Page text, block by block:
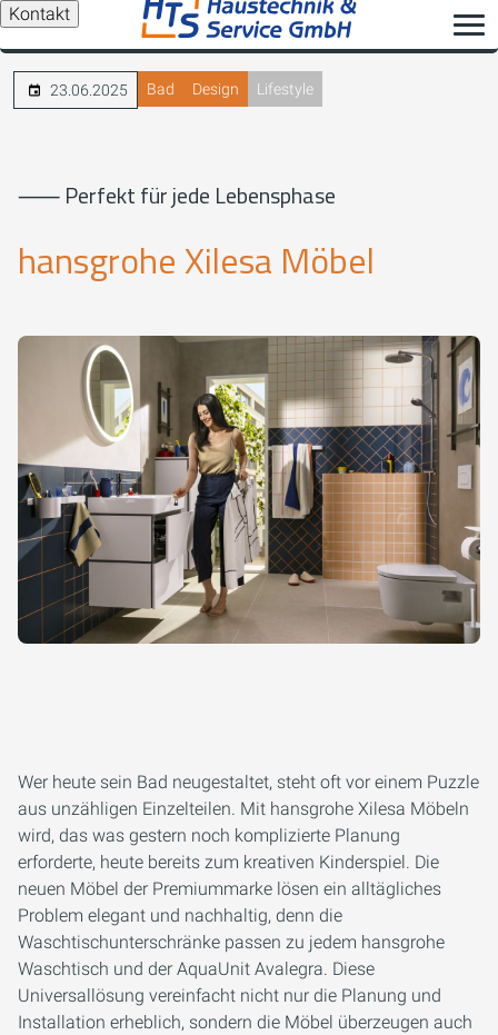
Kontakt
23.06.2025 Bad Design Lifestyle
⸺ Perfekt für jede Lebensphase
hansgrohe Xilesa Möbel
Wer heute sein Bad neugestaltet, steht oft vor einem Puzzle
aus unzähligen Einzelteilen. Mit hansgrohe Xilesa Möbeln
wird, das was gestern noch komplizierte Planung
erforderte, heute bereits zum kreativen Kinderspiel. Die
neuen Möbel der Premiummarke lösen ein alltägliches
Problem elegant und nachhaltig, denn die
Waschtischunterschränke passen zu jedem hansgrohe
Waschtisch und der AquaUnit Avalegra. Diese
Universallösung vereinfacht nicht nur die Planung und
Installation erheblich, sondern die Möbel überzeugen auch